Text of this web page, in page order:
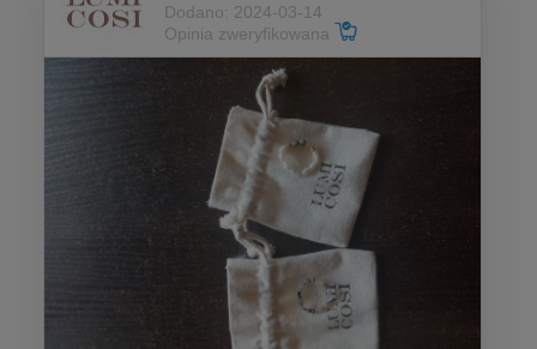
Dodano: 2024-03-14
Opinia zweryfikowana